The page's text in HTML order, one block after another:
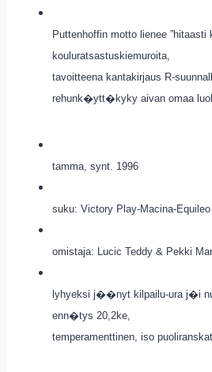
Puttenhoffin motto lienee ”hitaasti
kouluratsastuskiemuroita,
tavoitteena kantakirjaus R-
rehunk�ytt�kyky aivan omaa
tamma, synt. 1996
suku: Victory Play-Macina-Equileo
omistaja: Lucic Teddy & Pekki
lyhyeksi j��nyt kilpailu-ura j�i
enn�tys 20,2ke,
temperamenttinen, iso